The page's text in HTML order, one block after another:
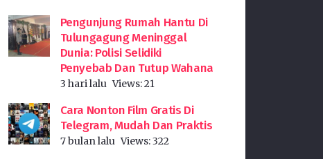
Pengunjung Rumah Hantu Di
Tulungagung Meninggal
Dunia: Polisi Selidiki
Penyebab Dan Tutup Wahana
3 hari lalu Views:21
Cara Nonton Film Gratis Di
Telegram, Mudah Dan Praktis
7 bulan lalu Views:322